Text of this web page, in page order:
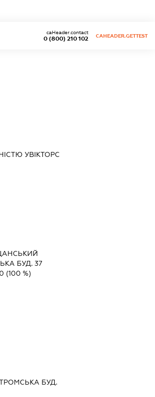
0 (800) 210 102
caHeader.contact
CAHEADER.GETTEST
УВІКТОРС
БУД. 37
(100 %)
БУД.